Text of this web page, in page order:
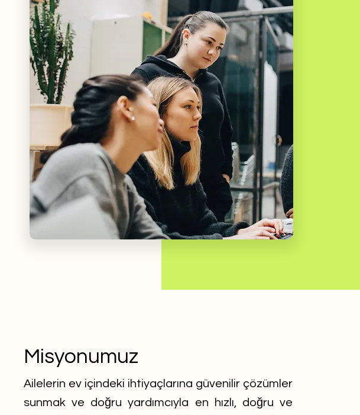
Misyonumuz
Ailelerin ev içindeki ihtiyaçlarına güvenilir çözümler
sunmak ve doğru yardımcıyla en hızlı, doğru ve